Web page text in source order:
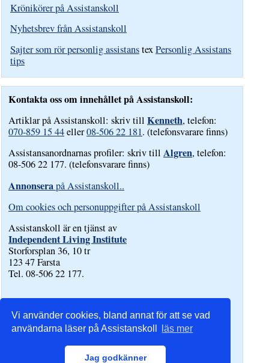
Vi använder cookies, bland annat för att se vad
användarna läser på Assistanskoll
läs mer
Jag godkänner
Krönikörer på Assistanskoll
Nyhetsbrev från Assistanskoll
Sajter som rör personlig assistanstexPersonlig Assistans
tips
Kontakta oss om innehållet på Assistanskoll:
Artiklar på Assistanskoll: skriv tillKenneth, telefon:
070-859 15 44eller08-506 22 181. (telefonsvarare finns)
Assistansanordnarnas profiler: skriv tillAlgren, telefon:
08-506 22 177. (telefonsvarare finns)
Annonserapå Assistanskoll..
Om cookies och personuppgifter på Assistanskoll
Assistanskoll är en tjänst av
Independent Living Institute
Storforsplan 36, 10 tr
123 47 Farsta
Tel. 08-506 22 177.